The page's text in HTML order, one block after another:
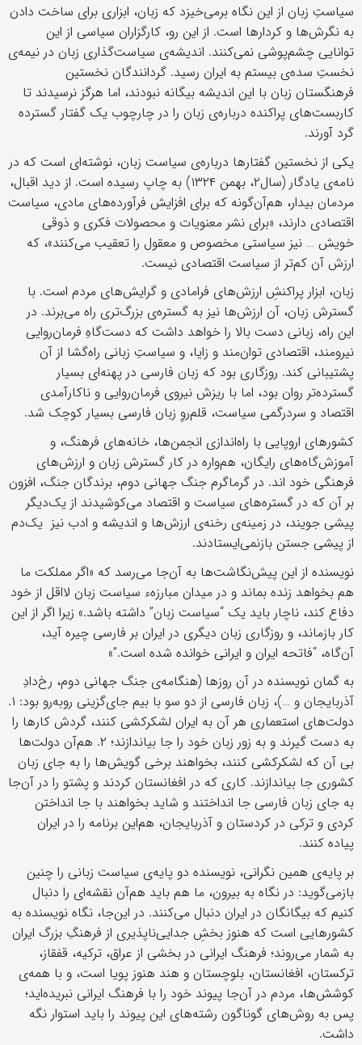
سیاستِ زبان از این نگاه برمی‌خیزد که زبان، ابزاری برای ساخت دادن
به نگرش‌ها و کردارها است. از این رو، کارگزاران سیاسی از این
توانایی چشم‌پوشی نمی‌کنند. اندیشه‌ی سیاست‌گذاری زبان در نیمه‌ی
نخستِ سده‌ی بیستم به ایران رسید. گردانندگان نخستین
فرهنگستان زبان با این اندیشه بیگانه نبودند، اما هرگز نرسیدند تا
کاربست‌های پراکنده درباره‌ی زبان را در چارچوب یک گفتار گسترده
گرد آورند.
یکی از نخستین گفتارها درباره‌ی سیاست زبان، نوشته‌ای است که در
نامه‌ی یادگار (سال۲، بهمن ۱۳۲۴) به چاپ رسیده است. از دید اقبال،
مردمان بیدار، هم‌آن‌گونه که برای افزایش فرآورده‌های مادی، سیاست
اقتصادی دارند، «برای نشر معنویات و محصولات فکری و ذوقی
خویش … نیز سیاستی مخصوص و معقول را تعقیب می‌کنند»، که
ارزش آن کم‌تر از سیاست اقتصادی نیست.
زبان، ابزار پراکنشِ ارزش‌های فرامادی و گرایش‌های مردم است. با
گسترش زبان، آن ارزش‌ها نیز به گستره‌ی بزرگ‌تری راه می‌برند. در
این راه، زبانی دست بالا را خواهد داشت که دست‌گاهِ فرمان‌روایی
نیرومند، اقتصادی توان‌مند و زایا، و سیاستِ زبانی راه‌گشا از آن
پشتیبانی کند. روزگاری بود که زبان فارسی در پهنه‌ای بسیار
گسترده‌تر روان بود، اما با ریزش نیروی فرمان‌روایی و ناکارآمدی
اقتصاد و سردرگمی سیاست، قلم‌روِ زبان فارسی بسیار کوچک شد.
کشورهای اروپایی با راه‌اندازی انجمن‌ها، خانه‌های فرهنگ، و
آموزش‌گاه‌های رایگان، هم‌واره در کار گسترش زبان و ارزش‌های
فرهنگی خود اند. در گرماگرم جنگ جهانی دوم، برندگان جنگ، افزون
بر آن که در گستره‌های سیاست و اقتصاد می‌کوشیدند از یک‌دیگر
پیشی جویند، در زمینه‌ی رخنه‌ی ارزش‌ها و اندیشه و ادب نیز یک‌دم
از پیشی جستن بازنمی‌ایستادند.
نویسنده از این پیش‌نگاشت‌ها به آن‌جا می‌رسد که «اگر مملکت ما
هم بخواهد زنده بماند و در میدان مبارزهء سیاست زبان لااقل از خود
دفاع کند، ناچار باید یک “سیاست زبان” داشته باشد.» زیرا اگر از این
کار بازماند، و روزگاری زبان دیگری در ایران بر فارسی چیره آید،
آن‌گاه، “فاتحه ایران و ایرانی خوانده شده است.”»
به گمان نویسنده در آن روزها (هنگامه‌ی جنگ جهانی دوم، رخ‌دادِ
آذربایجان و …)، زبان فارسی از دو سو با بیم جای‌گزینی روبه‌رو بود: ۱.
دولت‌های استعماری هر آن به ایران لشکرکشی کنند، گردش کارها را
به دست گیرند و به زور زبان خود را جا بیاندازند؛ ۲. هم‌آن دولت‌ها
بی آن که لشکرکشی کنند، بخواهند برخی گویش‌ها را به جای زبان
کشوری جا بیاندازند. کاری که در افغانستان کردند و پشتو را در آن‌جا
به جای زبان فارسی جا انداختند و شاید بخواهند با جا انداختن
کردی و ترکی در کردستان و آذربایجان، هم‌این برنامه را در ایران
پیاده کنند.
بر پایه‌ی همین نگرانی، نویسنده دو پایه‌ی سیاست زبانی را چنین
بازمی‌گوید: در نگاه به بیرون، ما هم باید هم‌آن نقشه‌ای را دنبال
کنیم که بیگانگان در ایران دنبال می‌کنند. در این‌جا، نگاه نویسنده به
کشورهایی است که هنوز بخشِ جدایی‌ناپذیری از فرهنگِ بزرگ ایران
به شمار می‌روند؛ فرهنگ ایرانی در بخشی از عراق، ترکیه، قفقاز،
ترکستان، افغانستان، بلوچستان و هند هنوز پویا است، و با همه‌ی
کوشش‌ها، مردم در آن‌جا پیوند خود را با فرهنگ ایرانی نبریده‌اید؛
پس به روش‌های گوناگون رشته‌های این پیوند را باید استوار نگه
داشت.